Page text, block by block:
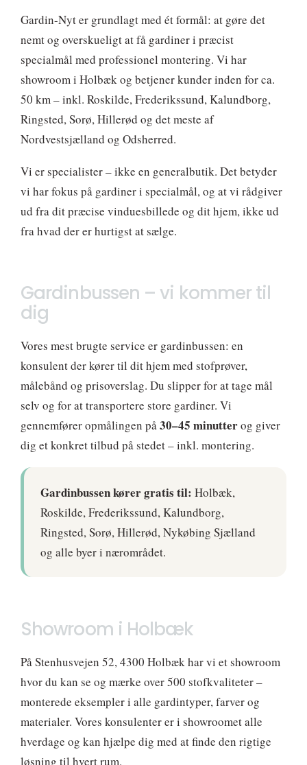
Gardin-Nyt er grundlagt med ét formål: at gøre det
nemt og overskueligt at få gardiner i præcist
specialmål med professionel montering. Vi har
showroom i Holbæk og betjener kunder inden for ca.
50 km – inkl. Roskilde, Frederikssund, Kalundborg,
Ringsted, Sorø, Hillerød og det meste af
Nordvestsjælland og Odsherred.
Vi er specialister – ikke en generalbutik. Det betyder
vi har fokus på gardiner i specialmål, og at vi rådgiver
ud fra dit præcise vinduesbillede og dit hjem, ikke ud
fra hvad der er hurtigst at sælge.
Gardinbussen – vi kommer til
dig
Vores mest brugte service er gardinbussen: en
konsulent der kører til dit hjem med stofprøver,
målebånd og prisoverslag. Du slipper for at tage mål
selv og for at transportere store gardiner. Vi
gennemfører opmålingen på30–45 minutterog giver
dig et konkret tilbud på stedet – inkl. montering.
Gardinbussen kører gratis til: Holbæk,
Roskilde, Frederikssund, Kalundborg,
Ringsted, Sorø, Hillerød, Nykøbing Sjælland
og alle byer i nærområdet.
Showroom i Holbæk
På Stenhusvejen 52, 4300 Holbæk har vi et showroom
hvor du kan se og mærke over 500 stofkvaliteter –
monterede eksempler i alle gardintyper, farver og
materialer. Vores konsulenter er i showroomet alle
hverdage og kan hjælpe dig med at finde den rigtige
løsning til hvert rum.